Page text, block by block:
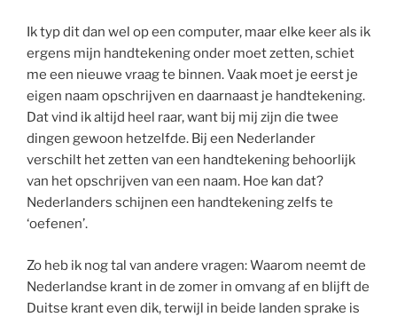
Ik typ dit dan wel op een computer, maar elke keer als ik
ergens mijn handtekening onder moet zetten, schiet
me een nieuwe vraag te binnen. Vaak moet je eerst je
eigen naam opschrijven en daarnaast je handtekening.
Dat vind ik altijd heel raar, want bij mij zijn die twee
dingen gewoon hetzelfde. Bij een Nederlander
verschilt het zetten van een handtekening behoorlijk
van het opschrijven van een naam. Hoe kan dat?
Nederlanders schijnen een handtekening zelfs te
‘oefenen’.
Zo heb ik nog tal van andere vragen: Waarom neemt de
Nederlandse krant in de zomer in omvang af en blijft de
Duitse krant even dik, terwijl in beide landen sprake is